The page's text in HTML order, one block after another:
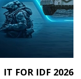
IT FOR IDF 2026